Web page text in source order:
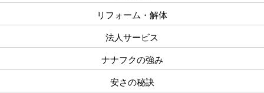
リフォーム・解体
法人サービス
ナナフクの強み
安さの秘訣